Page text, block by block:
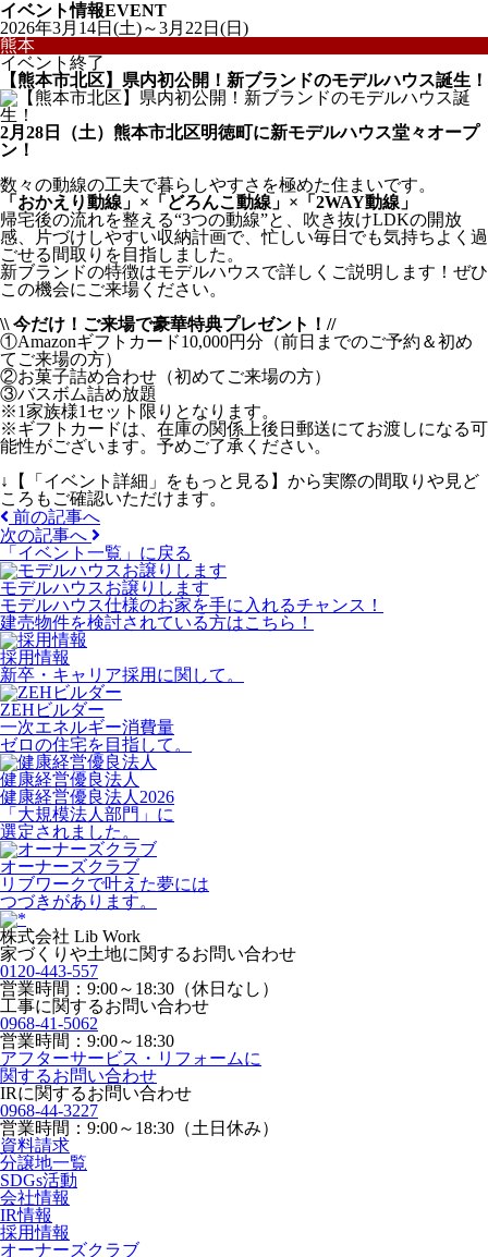
イベント情報EVENT
2026年3月14日(土)～3月22日(日)
熊本
イベント終了
【熊本市北区】県内初公開！新ブランドのモデルハウス誕生！
2月28日（土）熊本市北区明徳町に新モデルハウス堂々オープ
ン！
数々の動線の工夫で暮らしやすさを極めた住まいです。
「おかえり動線」×「どろんこ動線」×「2WAY動線」
帰宅後の流れを整える“3つの動線”と、吹き抜けLDKの開放
感、片づけしやすい収納計画で、忙しい毎日でも気持ちよく過
ごせる間取りを目指しました。
新ブランドの特徴はモデルハウスで詳しくご説明します！ぜひ
この機会にご来場ください。
\\ 今だけ！ご来場で豪華特典プレゼント！//
①Amazonギフトカード10,000円分（前日までのご予約＆初め
てご来場の方）
②お菓子詰め合わせ（初めてご来場の方）
③バスボム詰め放題
※1家族様1セット限りとなります。
※ギフトカードは、在庫の関係上後日郵送にてお渡しになる可
能性がございます。予めご了承ください。
↓【「イベント詳細」をもっと見る】から実際の間取りや見ど
ころもご確認いただけます。
前の記事へ
次の記事へ
「イベント一覧」 に戻る
モデルハウスお譲りします
モデルハウス仕様のお家を手に入れるチャンス！
建売物件を検討されている方はこちら！
採用情報
新卒・キャリア採用に関して。
ZEHビルダー
一次エネルギー消費量
ゼロの住宅を目指して。
健康経営優良法人
健康経営優良法人2026
「大規模法人部門」に
選定されました。
オーナーズクラブ
リブワークで叶えた夢には
つづきがあります。
株式会社 Lib Work
家づくりや土地に関するお問い合わせ
0120-443-557
営業時間：9:00～18:30（休日なし）
工事に関するお問い合わせ
0968-41-5062
営業時間：9:00～18:30
アフターサービス・リフォームに
関するお問い合わせ
IRに関するお問い合わせ
0968-44-3227
営業時間：9:00～18:30（土日休み）
資料請求
分譲地一覧
SDGs活動
会社情報
IR情報
採用情報
オーナーズクラブ